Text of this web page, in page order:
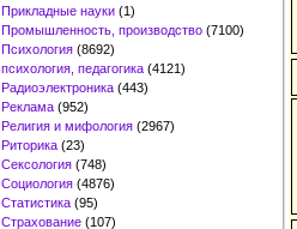
Прикладные науки (1)
Промышленность, производство (7100)
Психология (8692)
психология, педагогика (4121)
Радиоэлектроника (443)
Реклама (952)
Религия и мифология (2967)
Риторика (23)
Сексология (748)
Социология (4876)
Статистика (95)
Страхование (107)